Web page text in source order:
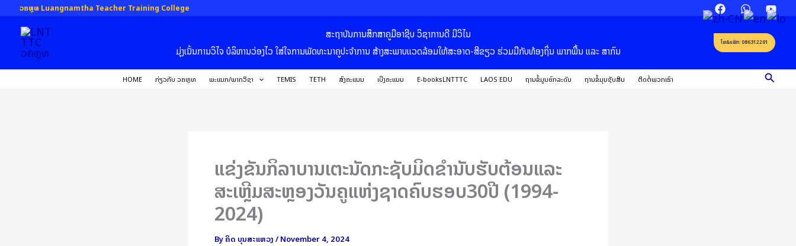
Skip
content
ວຄຫຼທ Luangnamtha Teacher Training College
ສະຖາບັນການສຶກສາຄູມືອາຊີບ ວິຊາການດີ ມີວິໄນ
ມຸ່ງເນັ້ນການວິໄຈ ບໍລິຫານວ່ອງໄວ ໃສ່ໃຈການພັດທະນາຄູປະຈຳການ ສ້າງສະພາບແວດລ້ອມໃຫ້ສະອາດ-ສີຂຽວ ຮ່ວມມືກັບທ້ອງຖິ່ນ ພາກພື້ນ ແລະ ສາກົນ
ໂທ&ແຟ໋ກ: 086312201
HOME ກ່ຽວກັບ ວຄຫຼທ ພະແນກ/ພາກວິຊາ TEMIS TETH ສົ່ງຄະແນນ ເບີ່ງຄະແນນ E-booksLNTTTC LAOS EDU ຖານຂໍ້ມູນຍົກລະດັບ ຖານຂໍ້ມຸນຊັບສິນ ຕິດຕໍ່ພວກເຮົາ
ແຂ່ງຂັນກິລາບານເຕະນັດກະຊັບມິດຂໍານັບຮັບຕ້ອນແລະ
ສະເຫຼີມສະຫຼອງວັນຄູແຫ່ງຊາດຄົບຮອບ30ປີ (1994-
2024)
Byຄິດ ບຸນສະແຫວງ/November 4, 2024